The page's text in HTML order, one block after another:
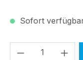
Sofort
Produkt